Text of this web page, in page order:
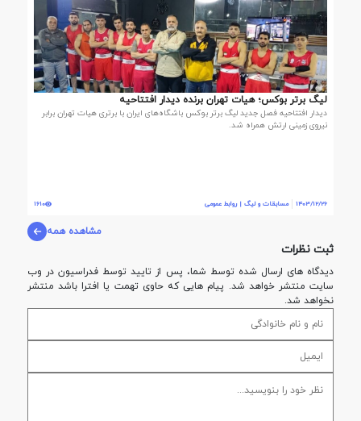
لیگ برتر بوکس؛ هیات تهران برنده دیدار افتتاحیه
دیدار افتتاحیه فصل جدید لیگ برتر بوکس باشگاه‌های ایران با برتری هیات تهران برابر
نیروی زمینی ارتش همراه شد.
1403/12/26 مسابقات و لیگ | روابط عمومی 1610
مشاهده همه
ثبت نظرات
دیدگاه های ارسال شده توسط شما، پس از تایید توسط فدراسيون در وب
سایت منتشر خواهد شد. پیام هایی که حاوی تهمت یا افترا باشد منتشر
نخواهد شد.